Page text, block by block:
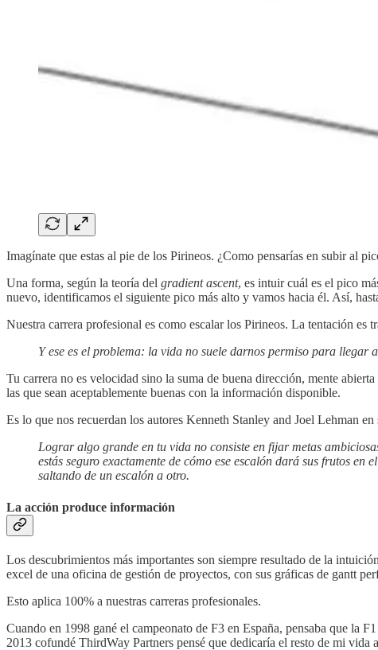
Imagínate que estas al pie de los Pirineos. ¿Como pensarías en subir al
Una forma, según la teoría del gradient ascent, es intuir cuál es el pico
nuevo, identificamos el siguiente pico más alto y vamos hacia él. Así,
Nuestra carrera profesional es como escalar los Pirineos. La tentación
Y ese es el problema: la vida no suele darnos permiso para llegar
Tu carrera no es velocidad sino la suma de buena dirección, mente
las que sean aceptablemente buenas con la información disponible.
Es lo que nos recuerdan los autores Kenneth Stanley and Joel Lehman
Lograr algo grande en tu vida no consiste en fijar metas
estás seguro exactamente de cómo ese escalón dará sus frutos en
saltando de un escalón a otro.
La acción produce información
Los descubrimientos más importantes son siempre resultado de la
excel de una oficina de gestión de proyectos, con sus gráficas de gantt
Esto aplica 100% a nuestras carreras profesionales.
Cuando en 1998 gané el campeonato de F3 en España, pensaba que la
2013 cofundé ThirdWay Partners pensé que dedicaría el resto de mi vida